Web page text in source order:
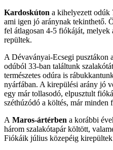
Kardoskúton a kihelyezett odúk
ami igen jó aránynak tekinthető.
fel átlagosan 4-5 fiókáját, melyek
repültek.
A Dévaványai-Ecsegi pusztákon
odúból 33-ban találtunk
természetes odúra is
nyárfában. A kirepülési arány jó
egy már tollasodó, elpusztult
széthúzódó a költés, már minden
A Maros-ártérben a korábbi
három szalakótapár költött,
Fiókáik július közepéig